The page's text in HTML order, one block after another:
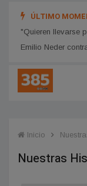
ÚLTIMO
Emilio Neder
Nueva inversión
hidrogrúa con
Inicio
Nuestras